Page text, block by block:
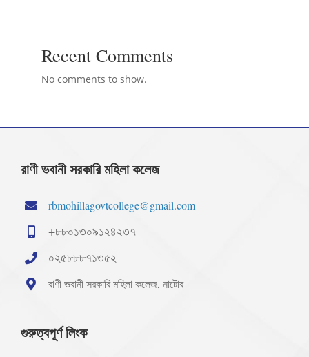
Recent Comments
No comments to show.
রাণী ভবানী সরকারি মহিলা কলেজ
rbmohillagovtcollege@gmail.com
+৮৮০১৩০৯১২৪২৩৭
০২৫৮৮৮৭১৩৫২
রাণী ভবানী সরকারি মহিলা কলেজ, নাটোর
গুরুত্বপূর্ণ লিংক